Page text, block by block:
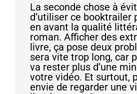
La seconde chose à
d’utiliser ce booktrailer
en avant la qualité
roman. Afficher des
livre, ça pose deux
sera vite trop long, car
va rester plus d’une
votre vidéo. Et surtout,
envie de regarder une